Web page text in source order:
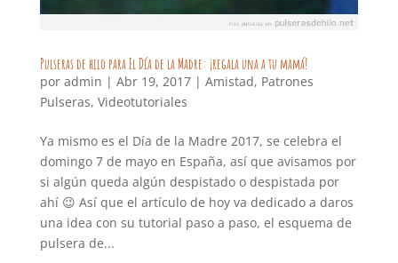
Pulseras de hilo para El Día de la Madre: ¡regala una a tu mamá!
por admin | Abr 19, 2017| Amistad, Patrones
Pulseras, Videotutoriales
Ya mismo es el Día de la Madre 2017, se celebra el
domingo 7 de mayo en España, así que avisamos por
si algún queda algún despistado o despistada por
ahí 😉 Así que el artículo de hoy va dedicado a daros
una idea con su tutorial paso a paso, el esquema de
pulsera de...